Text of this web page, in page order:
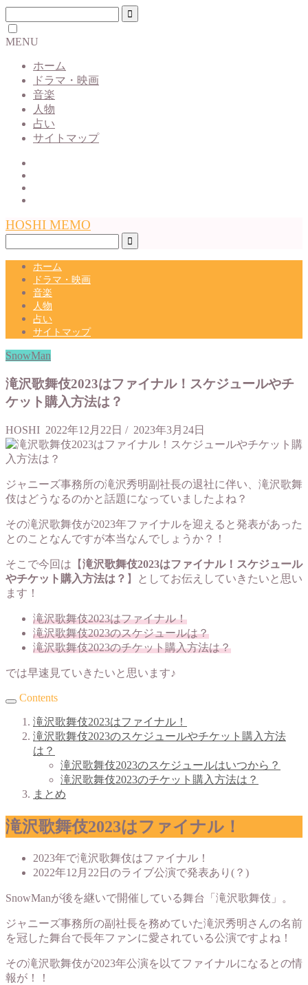
MENU
ホーム
ドラマ・映画
音楽
人物
占い
サイトマップ
HOSHI MEMO
ホーム
ドラマ・映画
音楽
人物
占い
サイトマップ
SnowMan
滝沢歌舞伎2023はファイナル！スケジュールやチ
ケット購入方法は？
HOSHI 2022年12月22日 / 2023年3月24日
ジャニーズ事務所の滝沢秀明副社長の退社に伴い、滝沢歌舞
伎はどうなるのかと話題になっていましたよね？
その滝沢歌舞伎が2023年ファイナルを迎えると発表があった
とのことなんですが本当なんでしょうか？！
そこで今回は【滝沢歌舞伎2023はファイナル！スケジュール
やチケット購入方法は？ 】としてお伝えしていきたいと思い
ます！
滝沢歌舞伎2023はファイナル！
滝沢歌舞伎2023のスケジュールは？
滝沢歌舞伎2023のチケット購入方法は？
では早速見ていきたいと思います♪
Contents
滝沢歌舞伎2023はファイナル！
滝沢歌舞伎2023のスケジュールやチケット購入方法
は？
滝沢歌舞伎2023のスケジュールはいつから？
滝沢歌舞伎2023のチケット購入方法は？
まとめ
滝沢歌舞伎2023はファイナル！
2023年で滝沢歌舞伎はファイナル！
2022年12月22日のライブ公演で発表あり(？)
SnowManが後を継いで開催している舞台「滝沢歌舞伎」。
ジャニーズ事務所の副社長を務めていた滝沢秀明さんの名前
を冠した舞台で長年ファンに愛されている公演ですよね！
その滝沢歌舞伎が2023年公演を以てファイナルになるとの情
報が！！